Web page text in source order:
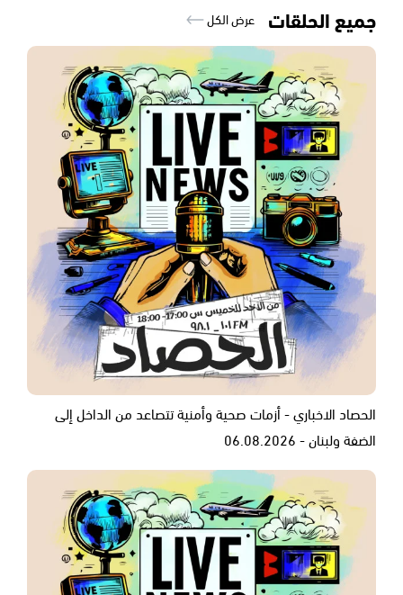
جميع الحلقات عرض الكل
الحصاد الاخباري - أزمات صحية وأمنية تتصاعد من الداخل إلى
الضفة ولبنان - 06.08.2026